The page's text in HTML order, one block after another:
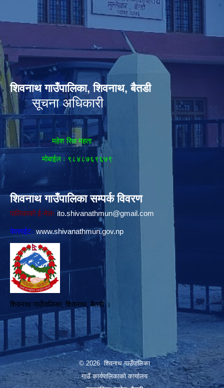
शिवनाथ गाउँपालिका, शिवनाथ, बैतडी
सूचना अधिकारी
महेश सिह महता
मोबाईल ः ९८४८७६९६७९
शिवनाथ गाउँपालिका सम्पर्क विवरण
पालिकाको ई-मेलः ito.shivanathmun@gmail.com
वेवसाईटः www.shivanathmun.gov.np
शिवनाथ गाउँपालिका, शिवनाथ, बैतडी ।
© 2026 शिवनाथ गाउँपालिका
गाउँ कार्यपालिकाकाे कार्यालय